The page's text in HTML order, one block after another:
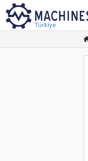
Türkiye